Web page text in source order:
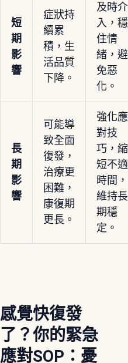
短
期
影
響
症狀持
續累
積，生
活品質
下降。
及時介
入，穩
住情
緒，避
免惡
化。
長
期
影
響
可能導
致全面
復發，
治療更
困難，
康復期
更長。
強化應
對技
巧，縮
短不適
時間，
維持長
期穩
定。
感覺快復發
了？你的緊急
應對SOP：憂